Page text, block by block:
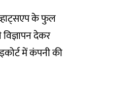
के फुल
देकर
में कंपनी की